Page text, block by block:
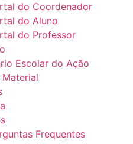
do Coordenador
do Aluno
do Professor
Escolar do Ação
Frequentes